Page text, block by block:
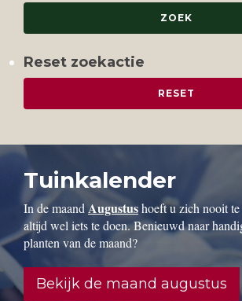
Reset zoekactie
Tuinkalender
In de maandAugustushoeft u zich nooit
altijd wel iets te doen. Benieuwd naar
planten van de maand?
Bekijk de maand augustus